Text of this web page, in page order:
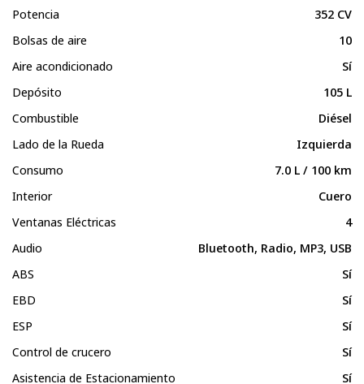
Potencia
352 CV
Bolsas de aire
10
Aire acondicionado
Sí
Depósito
105 L
Combustible
Diésel
Lado de la Rueda
Izquierda
Consumo
7.0 L / 100 km
Interior
Cuero
Ventanas Eléctricas
4
Audio
Bluetooth, Radio, MP3, USB
ABS
Sí
EBD
Sí
ESP
Sí
Control de crucero
Sí
Asistencia de Estacionamiento
Sí